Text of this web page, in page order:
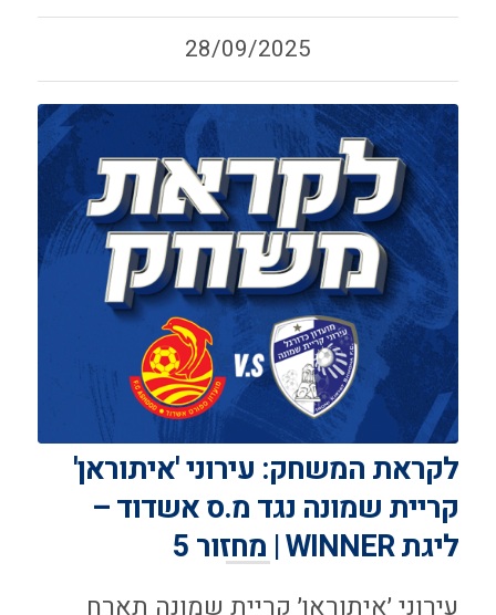
28/09/2025
לקראת המשחק: עירוני 'איתוראן'
קריית שמונה נגד מ.ס אשדוד –
ליגת WINNER | מחזור 5